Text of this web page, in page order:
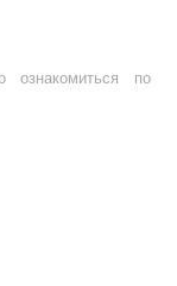
ознакомиться по